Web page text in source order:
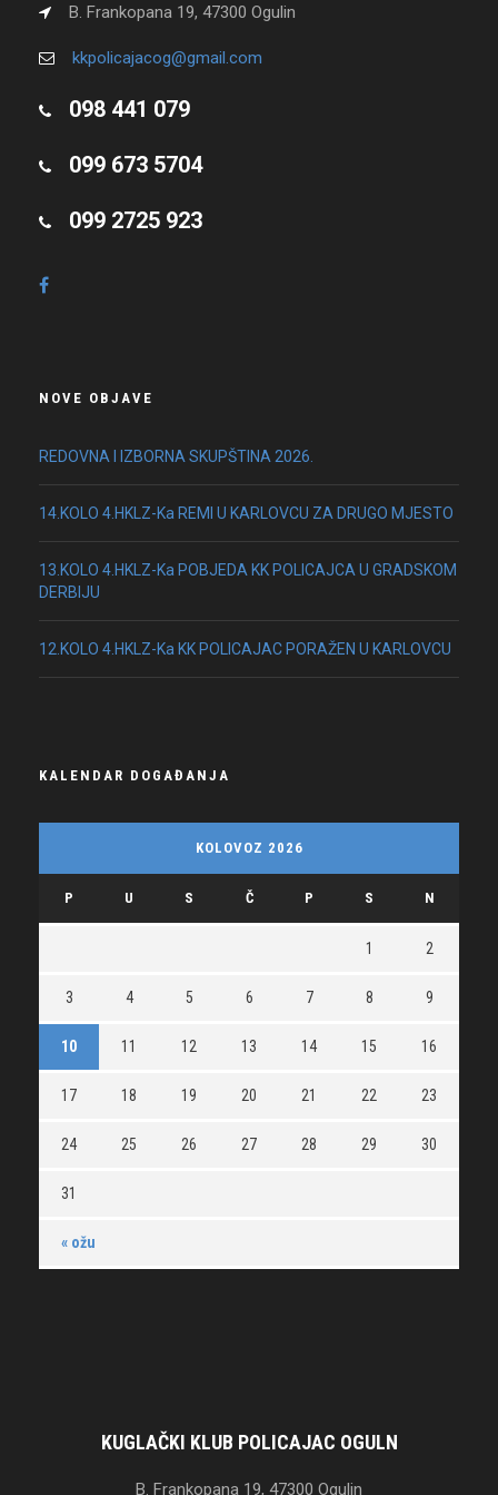
B. Frankopana 19, 47300 Ogulin
kkpolicajacog@gmail.com
098 441 079
099 673 5704
099 2725 923
NOVE OBJAVE
REDOVNA I IZBORNA SKUPŠTINA 2026.
14.KOLO 4.HKLZ-Ka REMI U KARLOVCU ZA DRUGO MJESTO
13.KOLO 4.HKLZ-Ka POBJEDA KK POLICAJCA U GRADSKOM
DERBIJU
12.KOLO 4.HKLZ-Ka KK POLICAJAC PORAŽEN U KARLOVCU
KALENDAR DOGAĐANJA
KOLOVOZ 2026
P U S Č P S N
« ožu
1 2
3 4 5 6 7 8 9
10 11 12 13 14 15 16
17 18 19 20 21 22 23
24 25 26 27 28 29 30
31
KUGLAČKI KLUB POLICAJAC OGULN
B. Frankopana 19, 47300 Ogulin